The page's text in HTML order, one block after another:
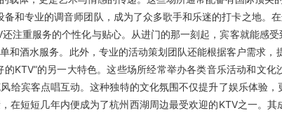
和专业的调音师团队，成为了众多歌手和乐迷的打卡之地
注重服务的个性化与贴心。从进门的那一刻起，宾客就能感
和酒水服务。此外，专业的活动策划团队还能根据客户需求
KTV”的另一大特色。这些场所经常举办各类音乐活动和文
给宾客点唱互动。这种独特的文化氛围不仅提升了娱乐体
在短短几年内便成为了杭州西湖周边最受欢迎的KTV之一。